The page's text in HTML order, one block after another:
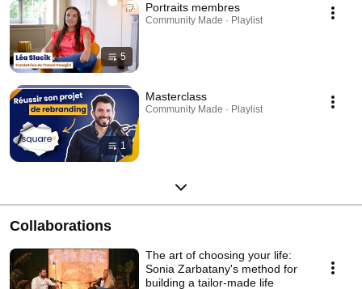
5
Portraits membres
Community Made · Playlist
1
Masterclass
Community Made · Playlist
Collaborations
The art of choosing your life:
Sonia Zarbatany's method for
building a tailor-made life